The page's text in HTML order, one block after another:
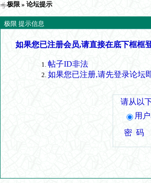
极限 » 论坛提示
极限 提示信息
如果您已注册会员,请直接在底下框框
帖子ID非法
如果您已注册,请先登录论坛
请从以
用
密 码